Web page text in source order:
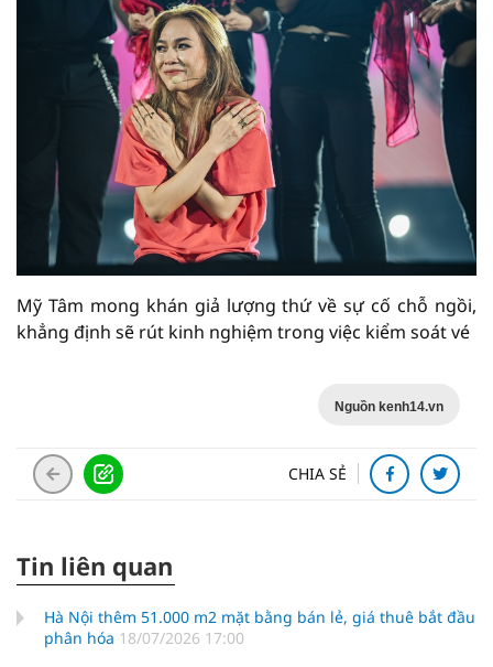
Mỹ Tâm mong khán giả lượng thứ về sự cố chỗ ngồi,
khẳng định sẽ rút kinh nghiệm trong việc kiểm soát vé
Nguồn kenh14.vn
CHIA SẺ
Tin liên quan
Hà Nội thêm 51.000 m2 mặt bằng bán lẻ, giá thuê bắt đầu
phân hóa 18/07/2026 17:00